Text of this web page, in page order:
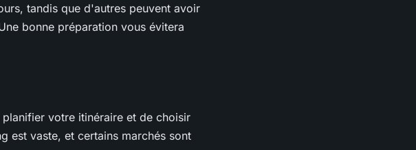
tandis que d'autres peuvent avoir
bonne préparation vous évitera
votre itinéraire et de choisir
est vaste, et certains marchés sont